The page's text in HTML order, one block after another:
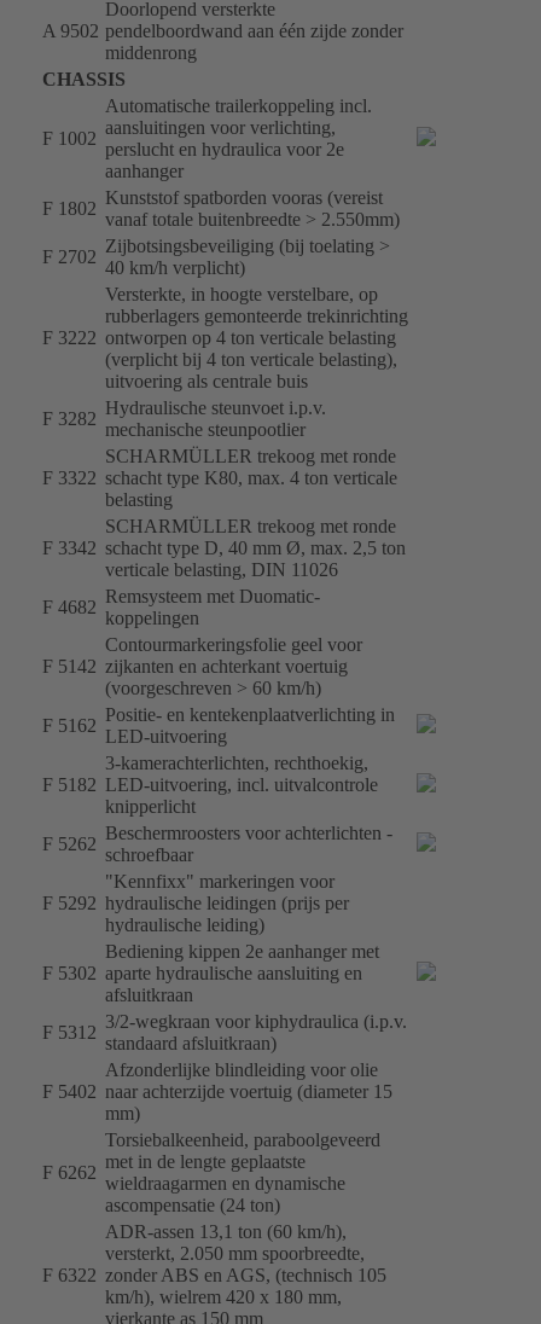
A 9502
Doorlopend versterkte
pendelboordwand aan één zijde zonder
middenrong
CHASSIS
F 1002
Automatische trailerkoppeling incl.
aansluitingen voor verlichting,
perslucht en hydraulica voor 2e
aanhanger
F 1802
Kunststof spatborden vooras (vereist
vanaf totale buitenbreedte > 2.550mm)
F 2702
Zijbotsingsbeveiliging (bij toelating >
40 km/h verplicht)
F 3222
Versterkte, in hoogte verstelbare, op
rubberlagers gemonteerde trekinrichting
ontworpen op 4 ton verticale belasting
(verplicht bij 4 ton verticale belasting),
uitvoering als centrale buis
F 3282
Hydraulische steunvoet i.p.v.
mechanische steunpootlier
F 3322
SCHARMÜLLER trekoog met ronde
schacht type K80, max. 4 ton verticale
belasting
F 3342
SCHARMÜLLER trekoog met ronde
schacht type D, 40 mm Ø, max. 2,5 ton
verticale belasting, DIN 11026
F 4682
Remsysteem met Duomatic-
koppelingen
F 5142
Contourmarkeringsfolie geel voor
zijkanten en achterkant voertuig
(voorgeschreven > 60 km/h)
F 5162
Positie- en kentekenplaatverlichting in
LED-uitvoering
F 5182
3-kamerachterlichten, rechthoekig,
LED-uitvoering, incl. uitvalcontrole
knipperlicht
F 5262
Beschermroosters voor achterlichten -
schroefbaar
F 5292
"Kennfixx" markeringen voor
hydraulische leidingen (prijs per
hydraulische leiding)
F 5302
Bediening kippen 2e aanhanger met
aparte hydraulische aansluiting en
afsluitkraan
F 5312
3/2-wegkraan voor kiphydraulica (i.p.v.
standaard afsluitkraan)
F 5402
Afzonderlijke blindleiding voor olie
naar achterzijde voertuig (diameter 15
mm)
F 6262
Torsiebalkeenheid, paraboolgeveerd
met in de lengte geplaatste
wieldraagarmen en dynamische
ascompensatie (24 ton)
F 6322
ADR-assen 13,1 ton (60 km/h),
versterkt, 2.050 mm spoorbreedte,
zonder ABS en AGS, (technisch 105
km/h), wielrem 420 x 180 mm,
vierkante as 150 mm